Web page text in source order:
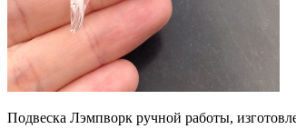
Подвеска Лэмпворк ручной работы,